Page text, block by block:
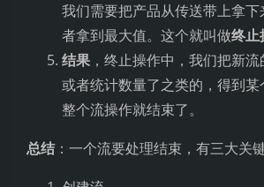
我们需要把产品从传送带上拿
者拿到最大值。这个就叫做终止
结果 ，终止操作中，我们把新
或者统计数量了之类的，得到
整个流操作就结束了。
总结：一个流要处理结束，有三大关